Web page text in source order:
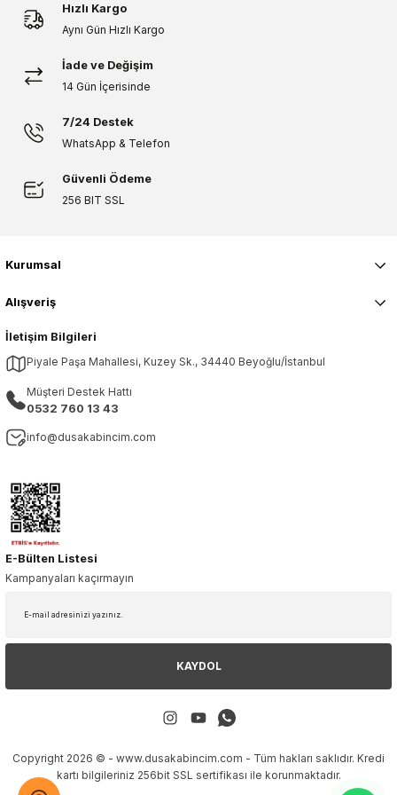
Hızlı Kargo
Aynı Gün Hızlı Kargo
İade ve Değişim
14 Gün İçerisinde
7/24 Destek
WhatsApp & Telefon
Güvenli Ödeme
256 BIT SSL
İletişim Bilgileri
Piyale Paşa Mahallesi, Kuzey Sk., 34440 Beyoğlu/İstanbul
Müşteri Destek Hattı
0532 760 13 43
info@dusakabincim.com
Kurumsal
Alışveriş
E-Bülten Listesi
Kampanyaları kaçırmayın
KAYDOL
Copyright 2026 © - www.dusakabincim.com - Tüm hakları saklıdır. Kredi
kartı bilgileriniz 256bit SSL sertifikası ile korunmaktadır.